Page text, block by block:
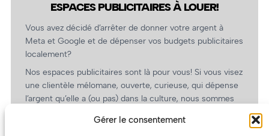
Gérer le consentement
ESPACES PUBLICITAIRES À LOUER!
Vous avez décidé d’arrêter de donner votre argent à
Meta et Google et de dépenser vos budgets publicitaires
localement?
Nos espaces publicitaires sont là pour vous! Si vous visez
une clientèle mélomane, ouverte, curieuse, qui dépense
l’argent qu’elle a (ou pas) dans la culture, nous sommes